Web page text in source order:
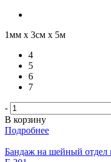
1мм х 3см х 5м
4
5
6
7
-
В корзину
Подробнее
Бандаж на шейный отдел